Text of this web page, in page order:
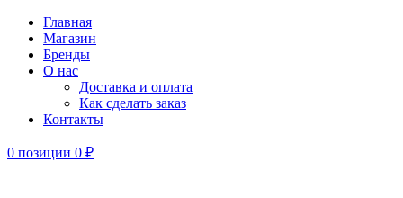
Главная
Магазин
Бренды
О нас
Доставка и оплата
Как сделать заказ
Контакты
0 позиции 0 ₽